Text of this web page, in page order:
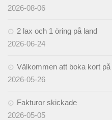
2026-08-06
2 lax och 1 öring på land
2026-06-24
Välkommen att boka kort
2026-05-26
Fakturor skickade
2026-05-05